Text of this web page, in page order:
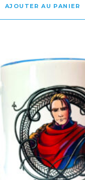
AJOUTER AU PANIER